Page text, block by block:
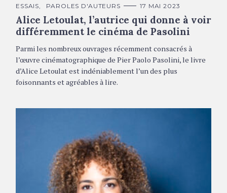
C
T
É
G
R
I
E
S
ESSAIS PAROLES D'AUTEURS 17 MAI 2023
Alice Letoulat, l’autrice qui donne à voir
différemment le cinéma de Pasolini
Parmi les nombreux ouvrages récemment consacrés à
l’œuvre cinématographique de Pier Paolo Pasolini, le livre
d’Alice Letoulat est indéniablement l’un des plus
foisonnants et agréables à lire.